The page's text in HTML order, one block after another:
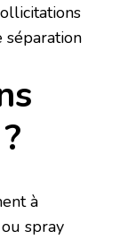
séparation
à
spray